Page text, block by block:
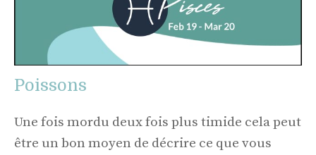
Poissons
Une fois mordu deux fois plus timide cela peut
être un bon moyen de décrire ce que vous